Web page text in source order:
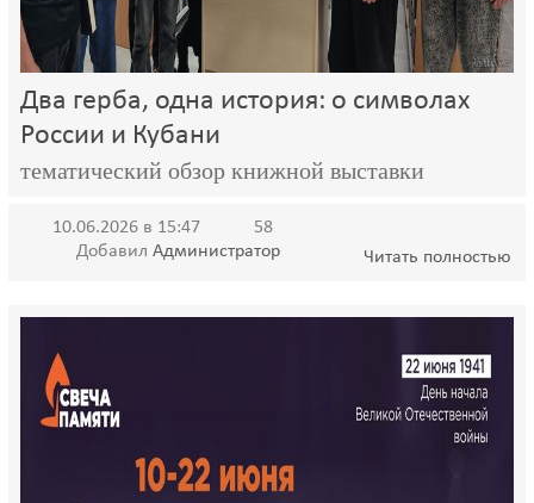
Два герба, одна история: о символах
России и Кубани
тематический обзор книжной выставки
10.06.2026 в 15:47
58
Добавил Администратор Читать полностью